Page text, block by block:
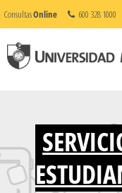
ConsultasOnline 600 328 1000